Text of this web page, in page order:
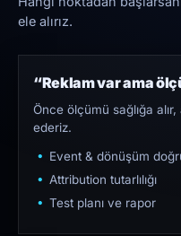
ele alırız.
“Reklam var ama
Önce ölçümü sağlığa
ederiz.
Event & dönüşüm
Attribution tutarlılığı
Test planı ve rapor